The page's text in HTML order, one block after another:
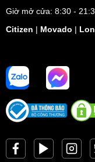
Giờ mở cửa: 8:30 -
Citizen | Movado |